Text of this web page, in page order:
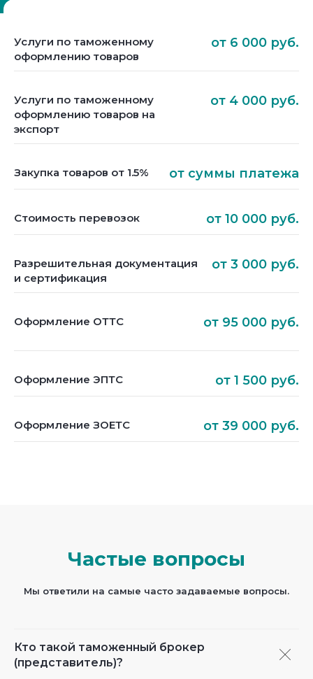
Услуги по таможенному
оформлению товаров
от 6 000 руб.
Услуги по таможенному
оформлению товаров на
экспорт
от 4 000 руб.
Закупка товаров от 1.5% от суммы платежа
Стоимость перевозок от 10 000 руб.
Разрешительная документация
и сертификация
от 3 000 руб.
Оформление ОТТС от 95 000 руб.
Оформление ЭПТС от 1 500 руб.
Оформление ЗОЕТС от 39 000 руб.
Частые вопросы
Мы ответили на самые часто задаваемые вопросы.
Кто такой таможенный брокер
(представитель)?